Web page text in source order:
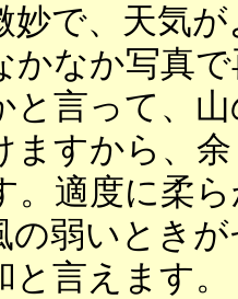
妙で、天気が
かなか写真
と言って、
ますから、
。適度に柔
の弱いとき
言えます。